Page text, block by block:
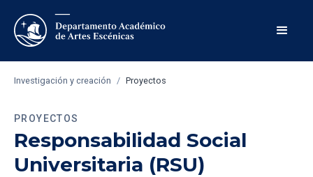
Investigación y creación / Proyectos
PROYECTOS
Responsabilidad Social
Universitaria (RSU)